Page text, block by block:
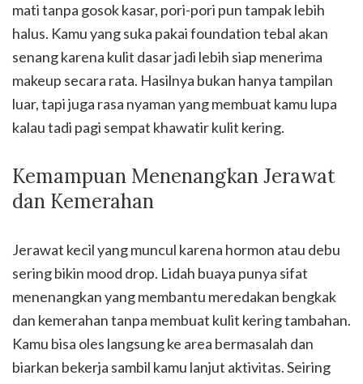
mati tanpa gosok kasar, pori-pori pun tampak lebih
halus. Kamu yang suka pakai foundation tebal akan
senang karena kulit dasar jadi lebih siap menerima
makeup secara rata. Hasilnya bukan hanya tampilan
luar, tapi juga rasa nyaman yang membuat kamu lupa
kalau tadi pagi sempat khawatir kulit kering.
Kemampuan Menenangkan Jerawat
dan Kemerahan
Jerawat kecil yang muncul karena hormon atau debu
sering bikin mood drop. Lidah buaya punya sifat
menenangkan yang membantu meredakan bengkak
dan kemerahan tanpa membuat kulit kering tambahan.
Kamu bisa oles langsung ke area bermasalah dan
biarkan bekerja sambil kamu lanjut aktivitas. Seiring